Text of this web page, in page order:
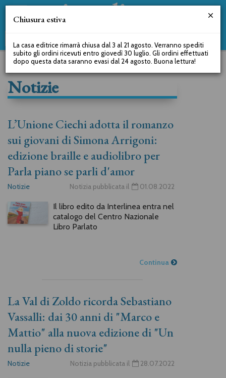
Notizie
L’Unione Ciechi adotta il romanzo
sui giovani di Simona Arrigoni:
edizione braille e audiolibro per
Parla piano se parli d'amor
Notizie Notizia pubblicata il 01.08.2022
Il libro edito da Interlinea entra nel
catalogo del Centro Nazionale
Libro Parlato
Continua
La Val di Zoldo ricorda Sebastiano
Vassalli: dai 30 anni di "Marco e
Mattio" alla nuova edizione di "Un
nulla pieno di storie"
Notizie Notizia pubblicata il 28.07.2022
Chiusura estiva
La casa editrice rimarrà chiusa dal 3 al 21 agosto. Verranno spediti
subito gli ordini ricevuti entro giovedì 30 luglio. Gli ordini effettuati
dopo questa data saranno evasi dal 24 agosto. Buona lettura!